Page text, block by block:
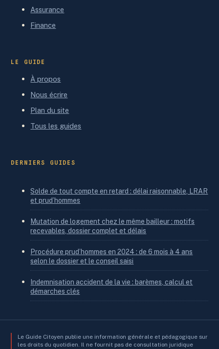
Assurance
Finance
LE GUIDE
À propos
Nous écrire
Plan du site
Tous les guides
DERNIERS GUIDES
Solde de tout compte en retard : délai raisonnable, LRAR
et prud’hommes
Mutation de logement chez le même bailleur : motifs
recevables, dossier complet et délais
Procédure prud’hommes en 2024 : de 6 mois à 4 ans
selon le dossier et le conseil saisi
Indemnisation accident de la vie : barèmes, calcul et
démarches clés
Le Guide Citoyen publie une information générale et pédagogique sur
les droits du quotidien. Il ne fournit pas de consultation juridique